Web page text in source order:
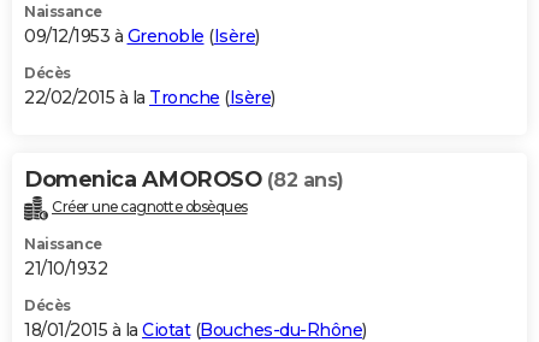
Naissance
09/12/1953 à Grenoble (Isère)
Décès
22/02/2015 à la Tronche (Isère)
Domenica AMOROSO (82 ans)
Créer une cagnotte obsèques
Naissance
21/10/1932
Décès
18/01/2015 à la Ciotat(Bouches-du-Rhône)